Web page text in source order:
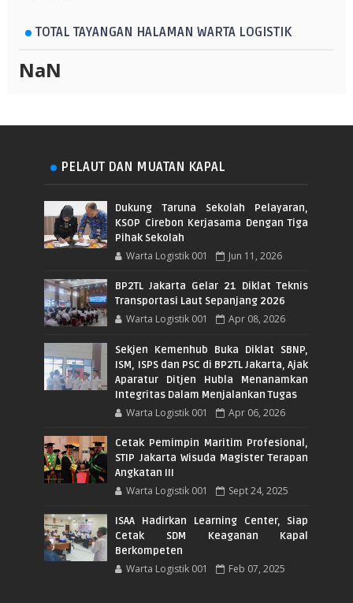
TOTAL TAYANGAN HALAMAN WARTA LOGISTIK
NaN
PELAUT DAN MUATAN KAPAL
Dukung Taruna Sekolah Pelayaran,
KSOP Cirebon Kerjasama Dengan Tiga
Pihak Sekolah
Warta Logistik 001 Jun 11, 2026
BP2TL Jakarta Gelar 21 Diklat Teknis
Transportasi Laut Sepanjang 2026
Warta Logistik 001 Apr 08, 2026
Sekjen Kemenhub Buka Diklat SBNP,
ISM, ISPS dan PSC di BP2TL Jakarta, Ajak
Aparatur Ditjen Hubla Menanamkan
Integritas Dalam Menjalankan Tugas
Warta Logistik 001 Apr 06, 2026
Cetak Pemimpin Maritim Profesional,
STIP Jakarta Wisuda Magister Terapan
Angkatan III
Warta Logistik 001 Sept 24, 2025
ISAA Hadirkan Learning Center, Siap
Cetak SDM Keaganan Kapal
Berkompeten
Warta Logistik 001 Feb 07, 2025